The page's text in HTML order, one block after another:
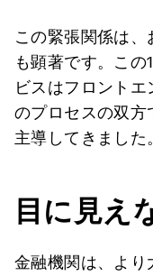
この緊張関係は
も顕著です。こ
ビスはフロント
のプロセスの双方
主導してきました
目に見え
金融機関は、より